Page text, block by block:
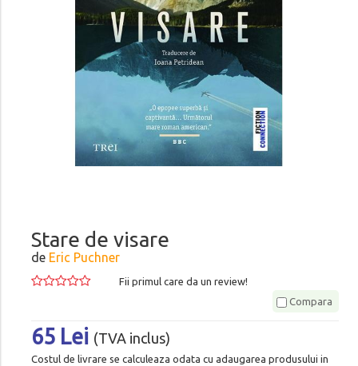
Stare de visare
de Eric Puchner
Fii primul care da un review!
Compara
65 Lei (TVA inclus)
Costul de livrare se calculeaza odata cu adaugarea produsului in